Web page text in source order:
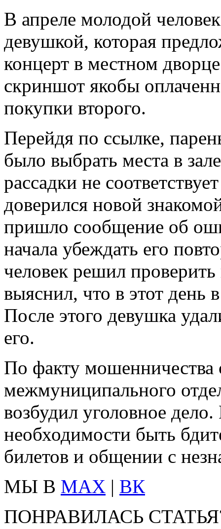
В апреле молодой
девушкой, которая
концерт в местном
скриншот якобы
покупки второго.
Перейдя по ссылке,
было выбрать места в
рассадки не
доверился новой
пришло сообщение об
начала убеждать его
человек решил
выяснил, что в этот день
После этого девушка
его.
По факту мошенничества
межмуниципального
возбудил уголовное
необходимости быть
билетов и общении с
МЫ В MAX | ВК
ПОНРАВИЛАСЬ